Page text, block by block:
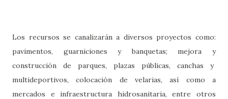
Los recursos se canalizarán a diversos proyectos como:
pavimentos, guarniciones y banquetas; mejora y
construcción de parques, plazas públicas, canchas y
multideportivos, colocación de velarias, así como a
mercados e infraestructura hidrosanitaria, entre otros